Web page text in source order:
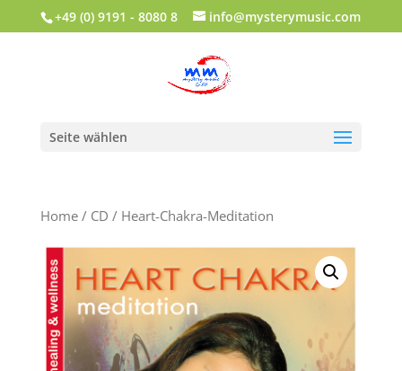
+49 (0) 9191 - 8080 8 info@mysterymusic.com
Seite wählen
Home/ CD / Heart-Chakra-Meditation